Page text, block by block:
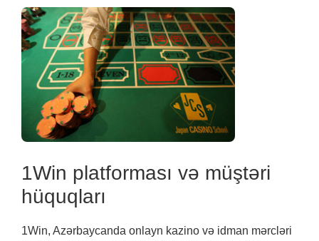
1Win platforması və müştəri
hüquqları
1Win, Azərbaycanda onlayn kazino və idman mərcləri